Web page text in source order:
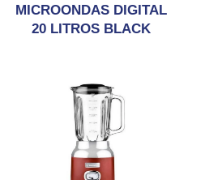
MICROONDAS DIGITAL
20 LITROS BLACK